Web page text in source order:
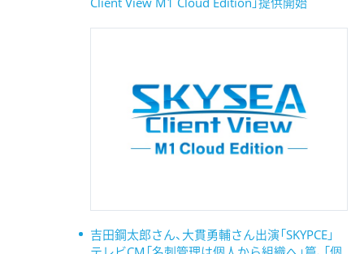
吉田鋼太郎さん、大貫勇輔さん出演「SKYPCE」